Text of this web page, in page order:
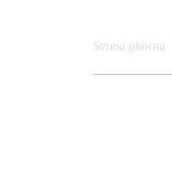
Strona główna